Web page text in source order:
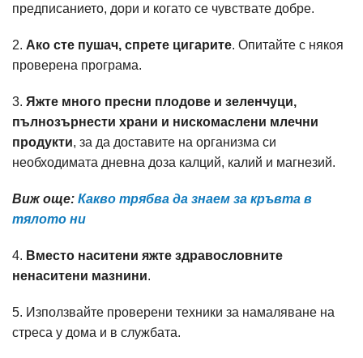
предписанието, дори и когато се чувствате добре.
2. Ако сте пушач, спрете цигарите. Опитайте с някоя
проверена програма.
3. Яжте много пресни плодове и зеленчуци,
пълнозърнести храни и нискомаслени млечни
продукти, за да доставите на организма си
необходимата дневна доза калций, калий и магнезий.
Виж още: Какво трябва да знаем за кръвта в
тялото ни
4. Вместо наситени яжте здравословните
ненаситени мазнини.
5. Използвайте проверени техники за намаляване на
стреса у дома и в службата.